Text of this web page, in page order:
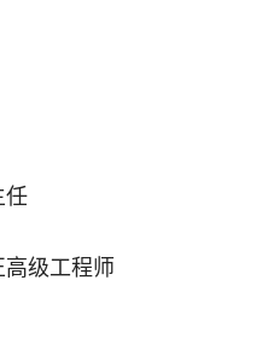
任
级工程师